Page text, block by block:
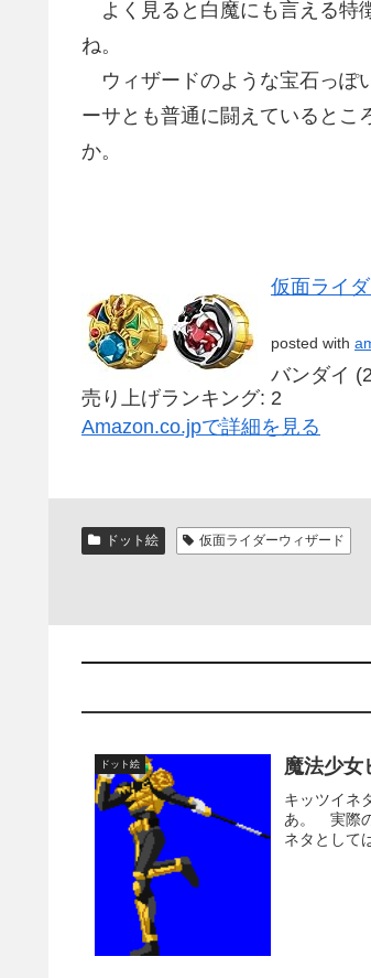
よく見ると白魔にも言える特
ね。
ウィザードのような宝石っぽ
ーサとも普通に闘えているとこ
か。
仮面ライ
posted with
バンダイ
売り上げランキング: 2
Amazon.co.jpで詳細を見る
ドット絵 仮面ライダーウィザード
ドット絵 魔法少女
キッツイネ
あ。 実際
ネタとして